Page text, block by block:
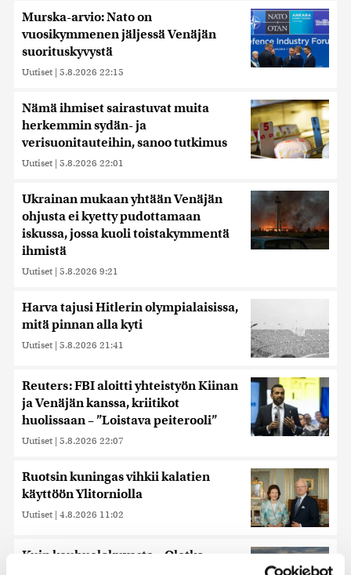
Murska-arvio: Nato on
vuosikymmenen jäljessä Venäjän
suorituskyvystä
Uutiset | 5.8.2026 22:15
Nämä ihmiset sairastuvat muita
herkemmin sydän- ja
verisuonitauteihin, sanoo tutkimus
Uutiset | 5.8.2026 22:01
Ukrainan mukaan yhtään Venäjän
ohjusta ei kyetty pudottamaan
iskussa, jossa kuoli toistakymmentä
ihmistä
Uutiset | 5.8.2026 9:21
Harva tajusi Hitlerin olympialaisissa,
mitä pinnan alla kyti
Uutiset | 5.8.2026 21:41
Reuters: FBI aloitti yhteistyön Kiinan
ja Venäjän kanssa, kriitikot
huolissaan – ”Loistava peiterooli”
Uutiset | 5.8.2026 22:07
Ruotsin kuningas vihkii kalatien
käyttöön Ylitorniolla
Uutiset | 4.8.2026 11:02
Kuin kauhuelokuvasta – Oletko